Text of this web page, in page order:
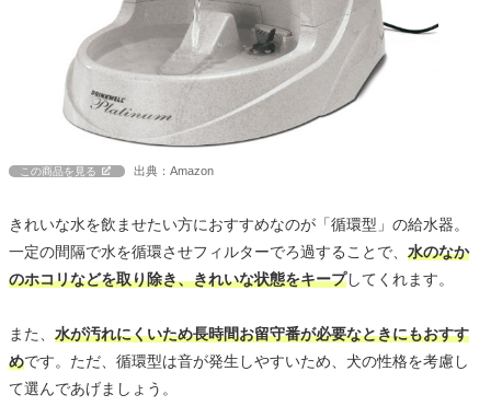
この商品を見る 出典：Amazon
きれいな水を飲ませたい方におすすめなのが「循環型」の給水器。
一定の間隔で水を循環させフィルターでろ過することで、 水のなか
のホコリなどを取り除き、きれいな状態をキープしてくれます。
また、 水が汚れにくいため長時間お留守番が必要なときにもおすす
めです。ただ、循環型は音が発生しやすいため、犬の性格を考慮し
て選んであげましょう。